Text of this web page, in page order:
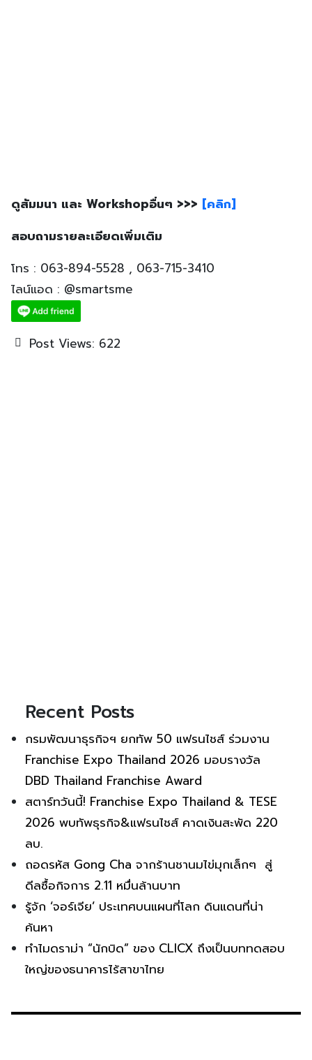
ดูสัมมนา และ Workshopอื่นๆ >>> [คลิก]
สอบถามรายละเอียดเพิ่มเติม
โทร : 063-894-5528 , 063-715-3410
ไลน์แอด : @smartsme
Post Views: 622
Recent Posts
กรมพัฒนาธุรกิจฯ ยกทัพ 50 แฟรนไชส์ ร่วมงาน
Franchise Expo Thailand 2026 มอบรางวัล
DBD Thailand Franchise Award
สตาร์ทวันนี้! Franchise Expo Thailand & TESE
2026 พบทัพธุรกิจ&แฟรนไชส์ คาดเงินสะพัด 220
ลบ.
ถอดรหัส Gong Cha จากร้านชานมไข่มุกเล็กๆ สู่
ดีลซื้อกิจการ 2.11 หมื่นล้านบาท
รู้จัก ‘จอร์เจีย’ ประเทศบนแผนที่โลก ดินแดนที่น่า
ค้นหา
ทำไมดราม่า “นักบิด” ของ CLICX ถึงเป็นบททดสอบ
ใหญ่ของธนาคารไร้สาขาไทย